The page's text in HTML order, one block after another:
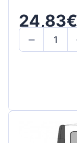
24,83€